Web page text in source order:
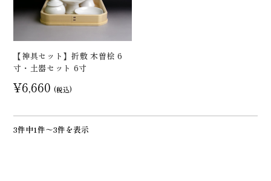
【神具セット】折敷 木曽桧 6
寸・土器セット 6寸
¥6,660 (税込)
3件中1件～3件を表示